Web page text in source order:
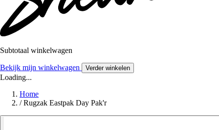
Subtotaal winkelwagen
Bekijk mijn winkelwagen Verder winkelen
Loading...
Home
/ Rugzak Eastpak Day Pak'r